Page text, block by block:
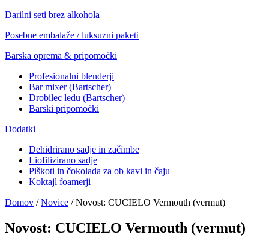
Darilni seti brez alkohola
Posebne embalaže / luksuzni paketi
Barska oprema & pripomočki
Profesionalni blenderji
Bar mixer (Bartscher)
Drobilec ledu (Bartscher)
Barski pripomočki
Dodatki
Dehidrirano sadje in začimbe
Liofilizirano sadje
Piškoti in čokolada za ob kavi in čaju
Koktajl foamerji
Domov /Novice /Novost: CUCIELO Vermouth (vermut)
Novost: CUCIELO Vermouth (vermut)